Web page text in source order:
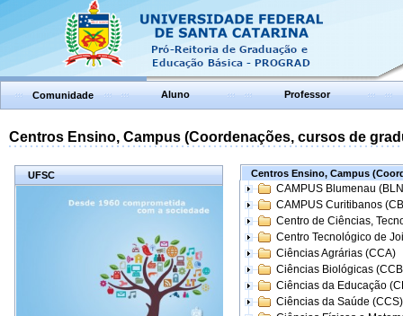
Comunidade Aluno Professor
Centros Ensino, Campus (Coordenações, cursos de
UFSC Centros Ensino, Campus
CAMPUS Blumenau
CAMPUS Curitibanos
Centro de Ciências,
Centro Tecnológico de
Ciências Agrárias (CCA)
Ciências Biológicas
Ciências da Educação
Ciências da Saúde (CCS)